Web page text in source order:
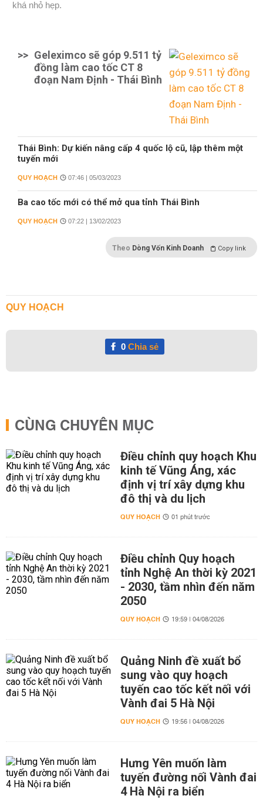
khá nhỏ hẹp.
>> Geleximco sẽ góp 9.511 tỷ
đồng làm cao tốc CT 8
đoạn Nam Định - Thái Bình
Thái Bình: Dự kiến nâng cấp 4 quốc lộ cũ, lập thêm một
tuyến mới
QUY HOẠCH 07:46 | 05/03/2023
Ba cao tốc mới có thể mở qua tỉnh Thái Bình
QUY HOẠCH 07:22 | 13/02/2023
Theo Dòng Vốn Kinh Doanh Copy link
QUY HOẠCH
0Chia sẻ
CÙNG CHUYÊN MỤC
Điều chỉnh quy hoạch Khu
kinh tế Vũng Áng, xác
định vị trí xây dựng khu
đô thị và du lịch
QUY HOẠCH 01 phút trước
Điều chỉnh Quy hoạch
tỉnh Nghệ An thời kỳ 2021
- 2030, tầm nhìn đến năm
2050
QUY HOẠCH 19:59 | 04/08/2026
Quảng Ninh đề xuất bổ
sung vào quy hoạch
tuyến cao tốc kết nối với
Vành đai 5 Hà Nội
QUY HOẠCH 19:56 | 04/08/2026
Hưng Yên muốn làm
tuyến đường nối Vành đai
4 Hà Nội ra biển